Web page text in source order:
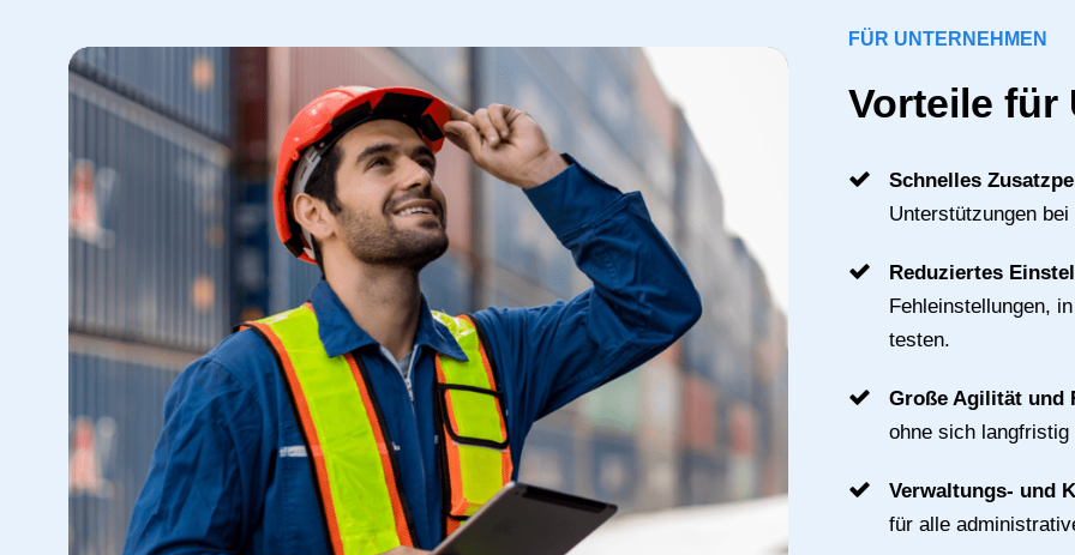
FÜR UNTERNEHMEN
Vorteile für
Schnelles
Unterstützungen
Reduziertes
Fehleinstellungen,
testen.
Große Agilität und
ohne sich
Verwaltungs- und
für alle